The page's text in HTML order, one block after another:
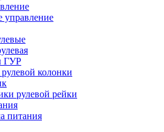
управление
ГУР
колонки
рулевой рейки
питания